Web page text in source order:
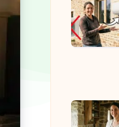
climatiseur
sans
unité
extérieure
prix
et
Feu
doux